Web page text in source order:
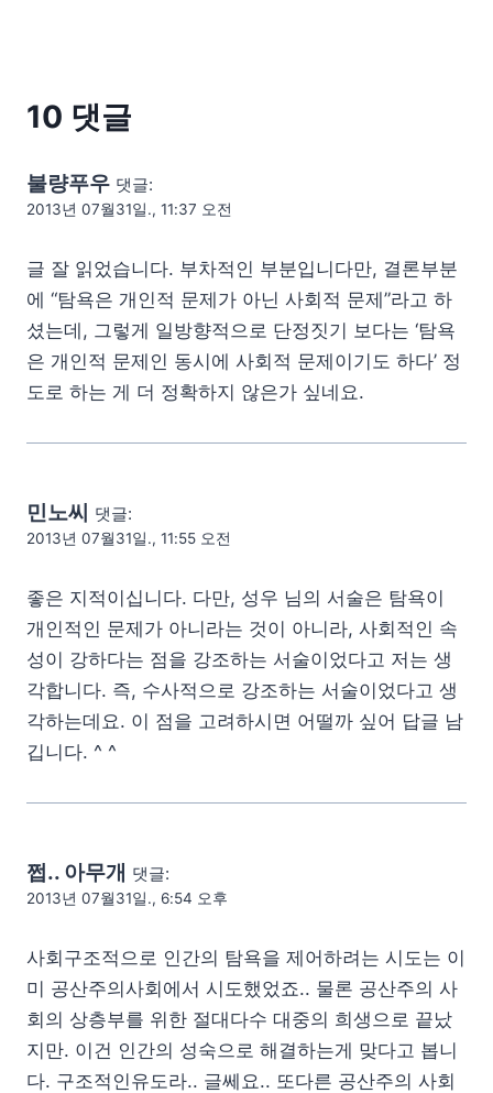
10 댓글
불량푸우 댓글:
2013년 07월31일., 11:37 오전
글 잘 읽었습니다. 부차적인 부분입니다만, 결론부분
에 “탐욕은 개인적 문제가 아닌 사회적 문제”라고 하
셨는데, 그렇게 일방향적으로 단정짓기 보다는 ‘탐욕
은 개인적 문제인 동시에 사회적 문제이기도 하다’ 정
도로 하는 게 더 정확하지 않은가 싶네요.
민노씨 댓글:
2013년 07월31일., 11:55 오전
좋은 지적이십니다. 다만, 성우 님의 서술은 탐욕이
개인적인 문제가 아니라는 것이 아니라, 사회적인 속
성이 강하다는 점을 강조하는 서술이었다고 저는 생
각합니다. 즉, 수사적으로 강조하는 서술이었다고 생
각하는데요. 이 점을 고려하시면 어떨까 싶어 답글 남
깁니다. ^ ^
쩝.. 아무개 댓글:
2013년 07월31일., 6:54 오후
사회구조적으로 인간의 탐욕을 제어하려는 시도는 이
미 공산주의사회에서 시도했었죠.. 물론 공산주의 사
회의 상층부를 위한 절대다수 대중의 희생으로 끝났
지만. 이건 인간의 성숙으로 해결하는게 맞다고 봅니
다. 구조적인유도라.. 글쎄요.. 또다른 공산주의 사회